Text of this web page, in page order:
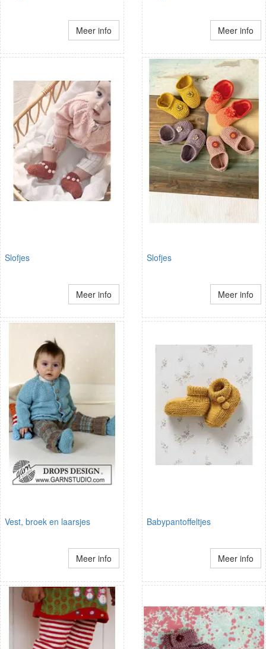
Meer info Meer info
Slofjes
Meer info
Slofjes
Meer info
Vest, broek en laarsjes
Meer info
Babypantoffeltjes
Meer info